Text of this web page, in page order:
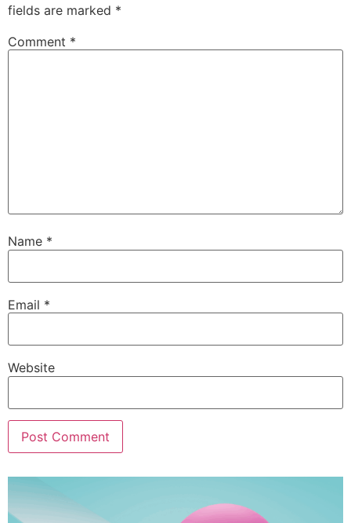
fields are marked *
Comment *
Name *
Email *
Website